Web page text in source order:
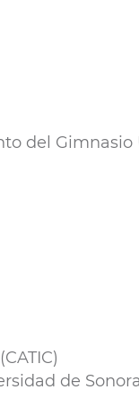
del Gimnasio
de Sonora